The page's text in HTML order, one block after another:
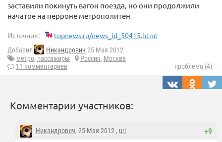
заставили покинуть вагон поезда, но они продолжили
начатое на перроне метрополитен
Источник: topnews.ru/news_id_50415.html
Добавил Никандрович 25 Мая 2012
метро, пассажиры Россия, Москва
11 комментариев
проблема (4)
Комментарии участников:
+9
Никандрович, 25 Мая 2012 , url